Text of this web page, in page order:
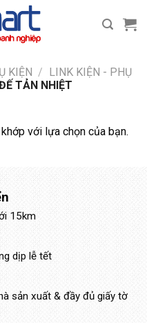
KIỆN / LINK KIỆN - PHỤ
TẢN NHIỆT
với lựa chọn của bạn.
15km
dịp lễ tết
sản xuất & đầy đủ giấy tờ